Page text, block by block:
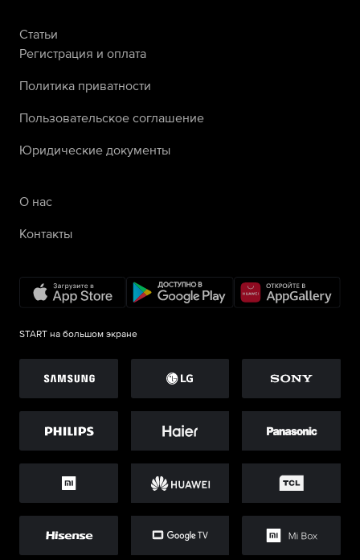
Статьи
Регистрация и оплата
Политика приватности
Пользовательское соглашение
Юридические документы
О нас
Контакты
START на большом экране